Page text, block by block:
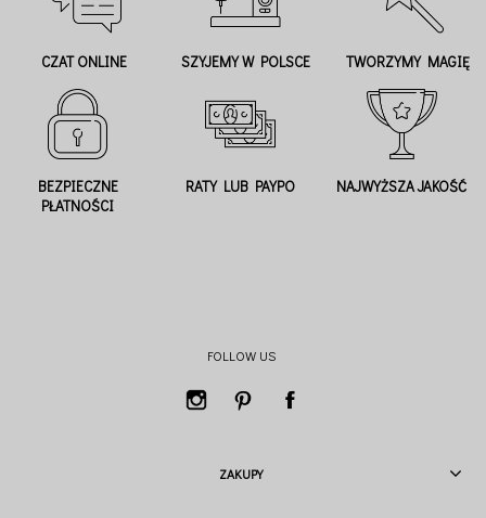
CZAT ONLINE SZYJEMY W POLSCE TWORZYMY MAGIĘ
BEZPIECZNE
PŁATNOŚCI
RATY LUB PAYPO NAJWYŻSZA JAKOŚĆ
FOLLOW US
ZAKUPY